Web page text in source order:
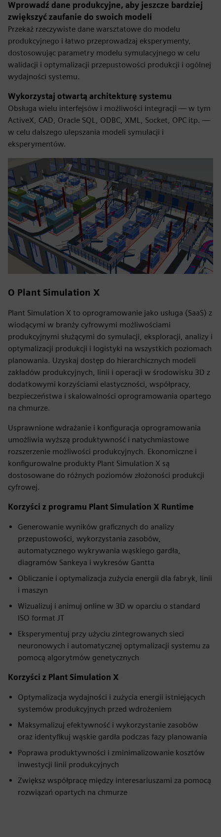
Wprowadź dane produkcyjne, aby jeszcze bardziej
zwiększyć zaufanie do swoich modeli
Przekaż rzeczywiste dane warsztatowe do modelu
produkcyjnego i łatwo przeprowadzaj eksperymenty,
dostosowując parametry modelu symulacyjnego w celu
walidacji i optymalizacji przepustowości produkcji i ogólnej
wydajności systemu.
Wykorzystaj otwartą architekturę systemu
Obsługa wielu interfejsów i możliwości integracji — w tym
ActiveX, CAD, Oracle SQL, ODBC, XML, Socket, OPC itp. —
w celu dalszego ulepszania modeli symulacji i
eksperymentów.
O Plant Simulation X
Plant Simulation X to oprogramowanie jako usługa (SaaS) z
wiodącymi w branży cyfrowymi możliwościami
produkcyjnymi służącymi do symulacji, eksploracji, analizy i
optymalizacji produkcji i logistyki na wszystkich poziomach
planowania. Uzyskaj dostęp do hierarchicznych modeli
zakładów produkcyjnych, linii i operacji w środowisku 3D z
dodatkowymi korzyściami elastyczności, współpracy,
bezpieczeństwa i skalowalności oprogramowania opartego
na chmurze.
Usprawnione wdrażanie i konfiguracja oprogramowania
umożliwia wyższą produktywność i natychmiastowe
rozszerzenie możliwości produkcyjnych. Ekonomiczne i
konfigurowalne produkty Plant Simulation X są
dostosowane do różnych poziomów złożoności produkcji
cyfrowej.
Korzyści z programu Plant Simulation X Runtime
Generowanie wyników graficznych do analizy
przepustowości, wykorzystania zasobów,
automatycznego wykrywania wąskiego gardła,
diagramów Sankeya i wykresów Gantta
Obliczanie i optymalizacja zużycia energii dla fabryk, linii
i maszyn
Wizualizuj i animuj online w 3D w oparciu o standard
ISO format JT
Eksperymentuj przy użyciu zintegrowanych sieci
neuronowych i automatycznej optymalizacji systemu za
pomocą algorytmów genetycznych
Korzyści z Plant Simulation X
Optymalizacja wydajności i zużycia energii istniejących
systemów produkcyjnych przed wdrożeniem
Maksymalizuj efektywność i wykorzystanie zasobów
oraz identyfikuj wąskie gardła podczas fazy planowania
Poprawa produktywności i zminimalizowanie kosztów
inwestycji linii produkcyjnych
Zwiększ współpracę między interesariuszami za pomocą
rozwiązań opartych na chmurze